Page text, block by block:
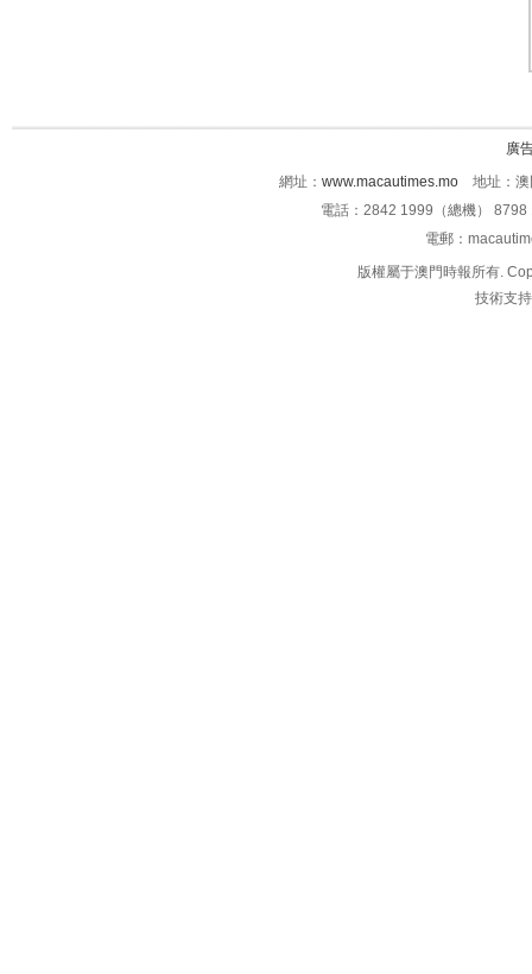
廣
網址： www.macautimes.mo 地址：澳
電話：2842 1999（總機）
電郵：
版權屬于澳門時報所有.
技術支